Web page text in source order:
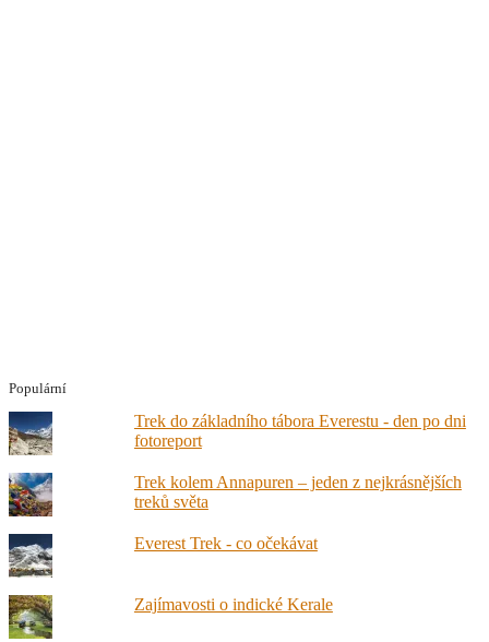
Populární
Trek do základního tábora Everestu - den po dni
fotoreport
Trek kolem Annapuren – jeden z nejkrásnějších
treků světa
Everest Trek - co očekávat
Zajímavosti o indické Kerale